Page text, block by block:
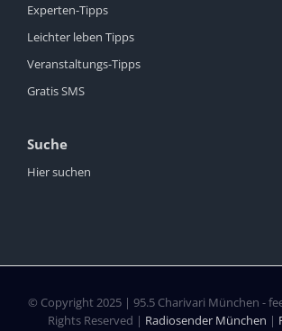
Experten-Tipps
Leichter leben Tipps
Veranstaltungs-Tipps
Gratis SMS
Suche
Hier suchen
© Copyright 2025 | 95.5 Charivari München -
Rights Reserved | Radiosender München |